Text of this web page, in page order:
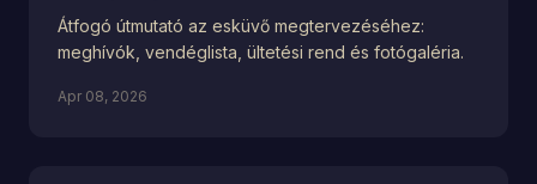
Átfogó útmutató az esküvő megtervezéséhez:
meghívók, vendéglista, ültetési rend és fotógaléria.
Apr 08, 2026